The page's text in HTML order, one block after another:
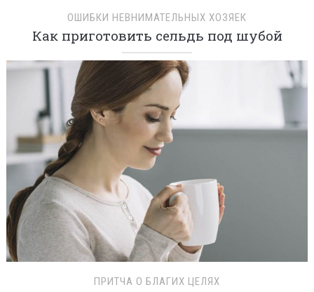
ОШИБКИ НЕВНИМАТЕЛЬНЫХ ХОЗЯЕК
Как приготовить сельдь под шубой
ПРИТЧА О БЛАГИХ ЦЕЛЯХ